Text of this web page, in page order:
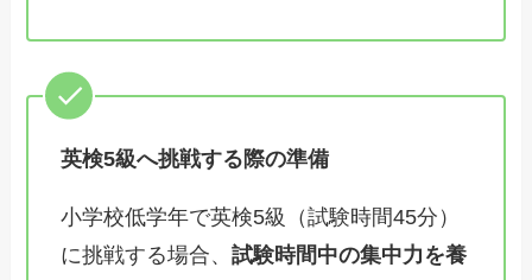
英検5級へ挑戦する際の準備
小学校低学年で英検5級（試験時間45分）
に挑戦する場合、試験時間中の集中力を養